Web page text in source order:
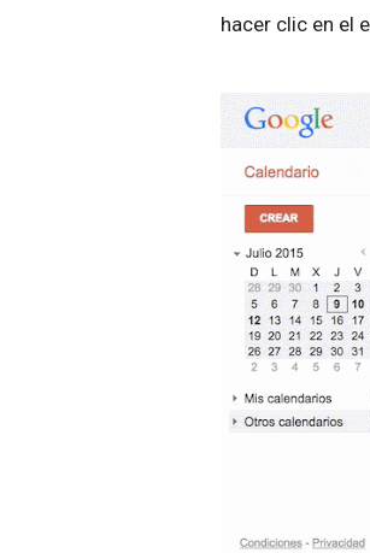
hacer clic en el